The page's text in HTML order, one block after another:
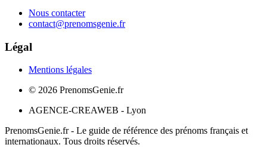
Nous contacter
contact@prenomsgenie.fr
Légal
Mentions légales
© 2026 PrenomsGenie.fr
AGENCE-CREAWEB - Lyon
PrenomsGenie.fr - Le guide de référence des prénoms français et
internationaux. Tous droits réservés.